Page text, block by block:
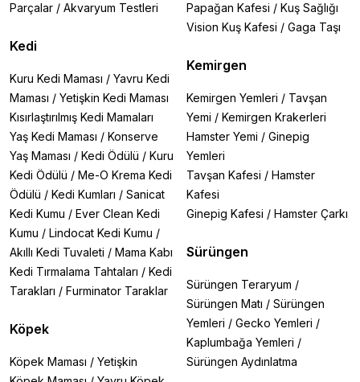
Parçalar / Akvaryum Testleri
Kedi
Kuru Kedi Maması / Yavru Kedi
Maması / Yetişkin Kedi Maması
Kısırlaştırılmış Kedi Mamaları
Yaş Kedi Maması / Konserve
Yaş Maması / Kedi Ödülü / Kuru
Kedi Ödülü / Me-O Krema Kedi
Ödülü / Kedi Kumları / Sanicat
Kedi Kumu / Ever Clean Kedi
Kumu / Lindocat Kedi Kumu /
Akıllı Kedi Tuvaleti / Mama Kabı
Kedi Tırmalama Tahtaları / Kedi
Tarakları / Furminator Taraklar
Köpek
Köpek Maması / Yetişkin
Papağan Kafesi / Kuş Sağlığı
Vision Kuş Kafesi / Gaga Taşı
Kemirgen
Kemirgen Yemleri / Tavşan
Yemi / Kemirgen Krakerleri
Hamster Yemi / Ginepig
Yemleri
Tavşan Kafesi / Hamster
Kafesi
Ginepig Kafesi / Hamster Çarkı
Sürüngen
Sürüngen Teraryum /
Sürüngen Matı / Sürüngen
Yemleri / Gecko Yemleri /
Kaplumbağa Yemleri /
Sürüngen Aydınlatma